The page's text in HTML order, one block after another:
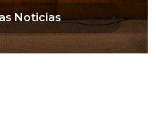
Noticias